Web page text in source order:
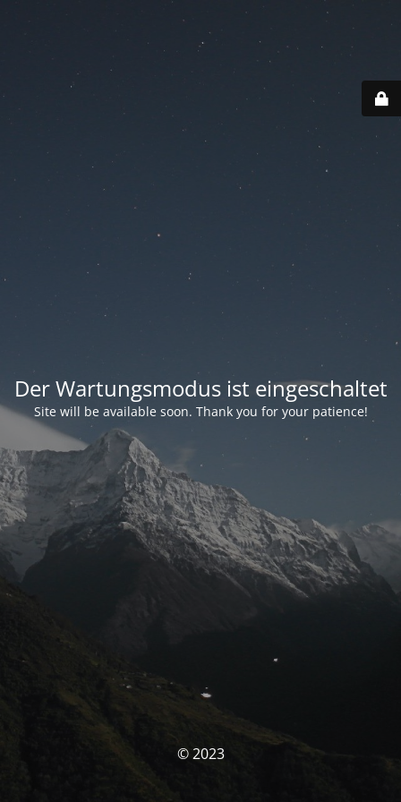
Der Wartungsmodus ist eingeschaltet
Site will be available soon. Thank you for your patience!
© 2023